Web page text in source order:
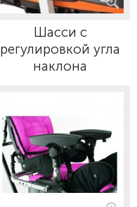
Шасси с
регулировкой угла
наклона